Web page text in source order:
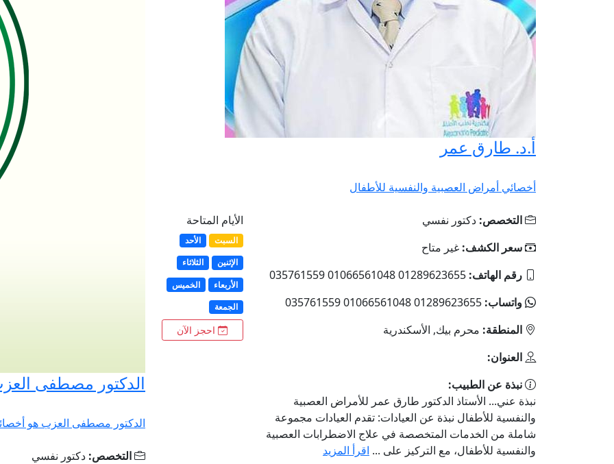
أ.د. طارق عمر
أخصائي أمراض العصبية والنفسية للأطفال
التخصص: دكتور نفسي
سعر الكشف: غير متاح
رقم الهاتف: 01289623655 01066561048 035761559
واتساب: 01289623655 01066561048 035761559
المنطقة: محرم بيك, الأسكندرية
العنوان:
نبذة عن الطبيب:
نبذة عني... الأستاذ الدكتور طارق عمر للأمراض العصبية
والنفسية للأطفال نبذة عن العيادات: تقدم العيادات مجموعة
شاملة من الخدمات المتخصصة في علاج الاضطرابات العصبية
والنفسية للأطفال، مع التركيز على ... اقرأ المزيد
الأيام المتاحة
السبت
الأحد
الإثنين
الثلاثاء
الأربعاء
الخميس
الجمعة
احجز الآن
الدكتور مصطفى
الدكتور مصطفى العزب هو
التخصص: دكتور نفسي